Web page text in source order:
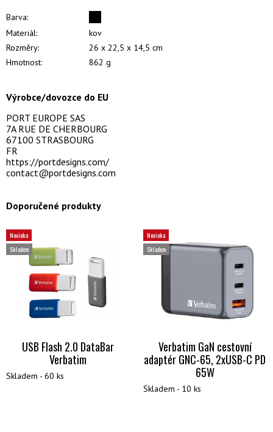
Barva:
Materiál:
kov
Rozměry:
26 x 22,5 x 14,5 cm
Hmotnost:
862 g
Výrobce/dovozce do EU
PORT EUROPE SAS
7A RUE DE CHERBOURG
67100 STRASBOURG
FR
https://portdesigns.com/
contact@portdesigns.com
Doporučené produkty
Novinka
Skladem
USB Flash 2.0 DataBar
Verbatim
Skladem - 60 ks
Novinka
Skladem
Verbatim GaN cestovní
adaptér GNC-65, 2xUSB-C PD
65W
Skladem - 10 ks